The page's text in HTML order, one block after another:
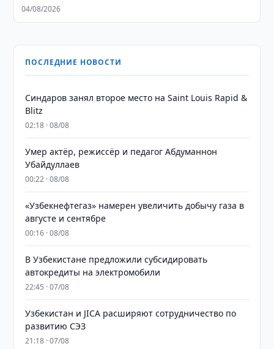
04/08/2026
ПОСЛЕДНИЕ НОВОСТИ
Синдаров занял второе место на Saint Louis Rapid &
Blitz
02:18 · 08/08
Умер актёр, режиссёр и педагог Абдуманнон
Убайдуллаев
00:22 · 08/08
«Узбекнефтегаз» намерен увеличить добычу газа в
августе и сентябре
00:16 · 08/08
В Узбекистане предложили субсидировать
автокредиты на электромобили
22:45 · 07/08
Узбекистан и JICA расширяют сотрудничество по
развитию СЭЗ
21:18 · 07/08